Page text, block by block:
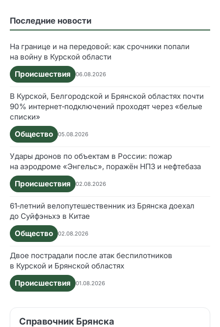
Последние новости
На границе и на передовой: как срочники попали
на войну в Курской области
Происшествия
06.08.2026
В Курской, Белгородской и Брянской областях почти
90% интернет‑подключений проходят через «белые
списки»
Общество
05.08.2026
Удары дронов по объектам в России: пожар
на аэродроме «Энгельс», поражён НПЗ и нефтебаза
Происшествия
02.08.2026
61‑летний велопутешественник из Брянска доехал
до Суйфэньхэ в Китае
Общество
02.08.2026
Двое пострадали после атак беспилотников
в Курской и Брянской областях
Происшествия
01.08.2026
Справочник Брянска